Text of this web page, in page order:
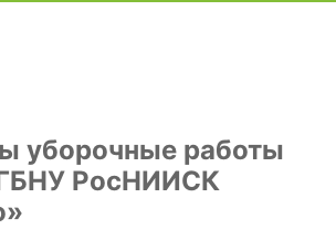
уборочные работы
РосНИИСК